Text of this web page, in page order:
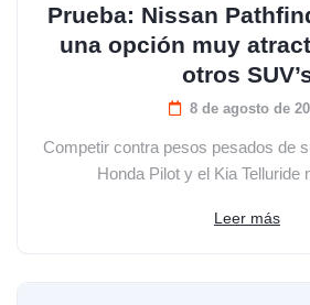
Prueba: Nissan
una opción muy
otros
8 de agosto de
Competir contra pesos pesados de
Honda Pilot y el Kia Telluride
Leer más